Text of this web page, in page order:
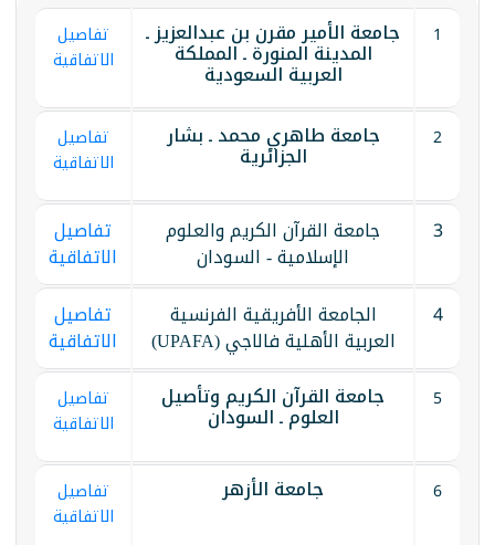
1 جامعة الأمير مقرن بن عبدالعزيز ـ
المدينة المنورة ـ المملكة
العربية السعودية
تفاصيل
الاتفاقية
2 جامعة طاهري محمد ـ بشار
الجزائرية
تفاصيل
الاتفاقية
3 جامعة القرآن الكريم والعلوم
الإسلامية - السودان
تفاصيل
الاتفاقية
4
الجامعة الأفريقية الفرنسية
العربية الأهلية فالاجي (UPAFA)
تفاصيل
الاتفاقية
5 جامعة القرآن الكريم وتأصيل
العلوم ـ السودان
تفاصيل
الاتفاقية
6 جامعة الأزهر
تفاصيل
الاتفاقية